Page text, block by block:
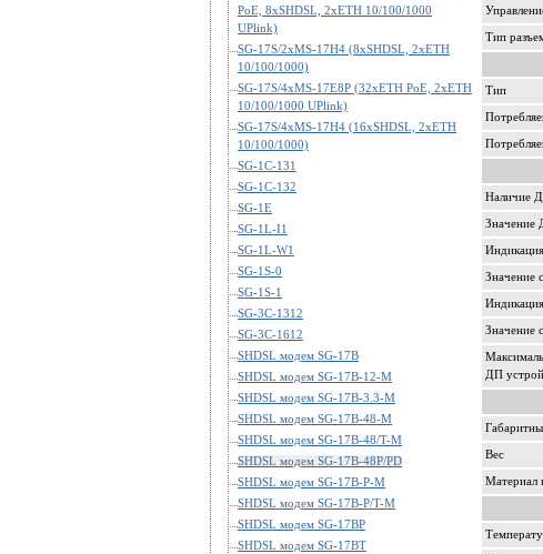
PoE, 8xSHDSL, 2xETH 10/100/1000
UPlink)
SG-17S/2xMS-17H4 (8xSHDSL, 2xETH
10/100/1000)
SG-17S/4xMS-17E8P (32xETH PoE, 2xETH
10/100/1000 UPlink)
SG-17S/4xMS-17H4 (16xSHDSL, 2xETH
10/100/1000)
SG-1C-131
SG-1C-132
SG-1E
SG-1L-I1
SG-1L-W1
SG-1S-0
SG-1S-1
SG-3C-1312
SG-3C-1612
SHDSL модем SG-17B
SHDSL модем SG-17B-12-M
SHDSL модем SG-17B-3.3-M
SHDSL модем SG-17B-48-M
SHDSL модем SG-17B-48/T-M
SHDSL модем SG-17B-48P/PD
SHDSL модем SG-17B-P-M
SHDSL модем SG-17B-P/T-M
SHDSL модем SG-17BP
SHDSL модем SG-17BT
Тип
Тип
Наличие
Значение
Значение
Значение
ДП
Вес
Материал